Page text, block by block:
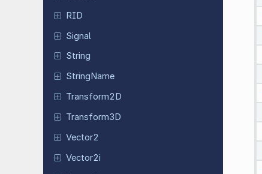
RID
Signal
String
String Name
Transform2D
Transform3D
Vector2
Vector2i